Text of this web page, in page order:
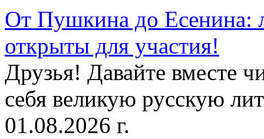
От Пушкина до Есенина:
открыты для участия!
Друзья! Давайте вместе
себя великую русскую
01.08.2026 г.